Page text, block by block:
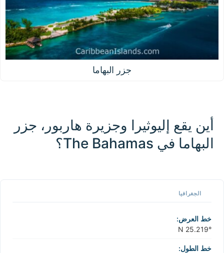
جزر البهاما
أين يقع إليوثيرا وجزيرة هاربور، جزر
البهاما في The Bahamas؟
100 km / 62.1 mi
الجغرافيا
خط العرض:
25.219° N
خط الطول: